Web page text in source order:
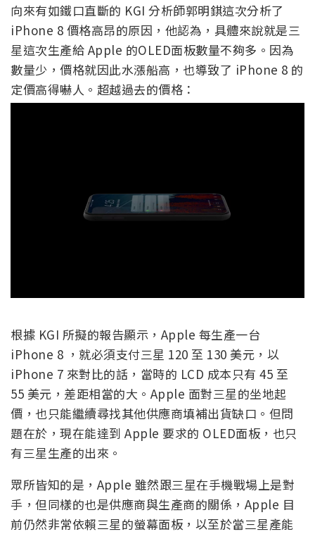
向來有如鐵口直斷的 KGI 分析師郭明錤這次分析了
iPhone 8 價格高昂的原因，他認為，具體來說就是三
星這次生產給 Apple 的OLED面板數量不夠多。因為
數量少，價格就因此水漲船高，也導致了 iPhone 8 的
定價高得嚇人。超越過去的價格：
根據 KGI 所擬的報告顯示，Apple 每生產一台
iPhone 8 ，就必須支付三星 120 至 130 美元，以
iPhone 7 來對比的話，當時的 LCD 成本只有 45 至
55 美元，差距相當的大。Apple 面對三星的坐地起
價，也只能繼續尋找其他供應商填補出貨缺口。但問
題在於，現在能達到 Apple 要求的 OLED面板，也只
有三星生產的出來。
眾所皆知的是，Apple 雖然跟三星在手機戰場上是對
手，但同樣的也是供應商與生產商的關係，Apple 目
前仍然非常依賴三星的螢幕面板，以至於當三星產能